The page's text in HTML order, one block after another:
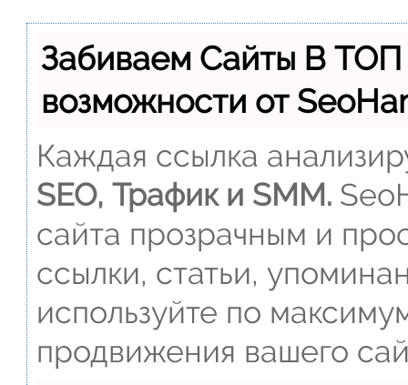
Забиваем Сайты В
возможности от
Каждая ссылка
SEO, Трафик и SMM.
сайта прозрачным и
ссылки, статьи,
используйте по
продвижения вашего